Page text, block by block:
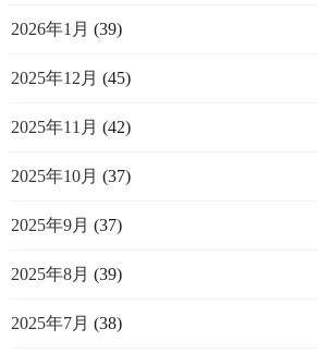
2026年1月 (39)
2025年12月 (45)
2025年11月 (42)
2025年10月 (37)
2025年9月 (37)
2025年8月 (39)
2025年7月 (38)